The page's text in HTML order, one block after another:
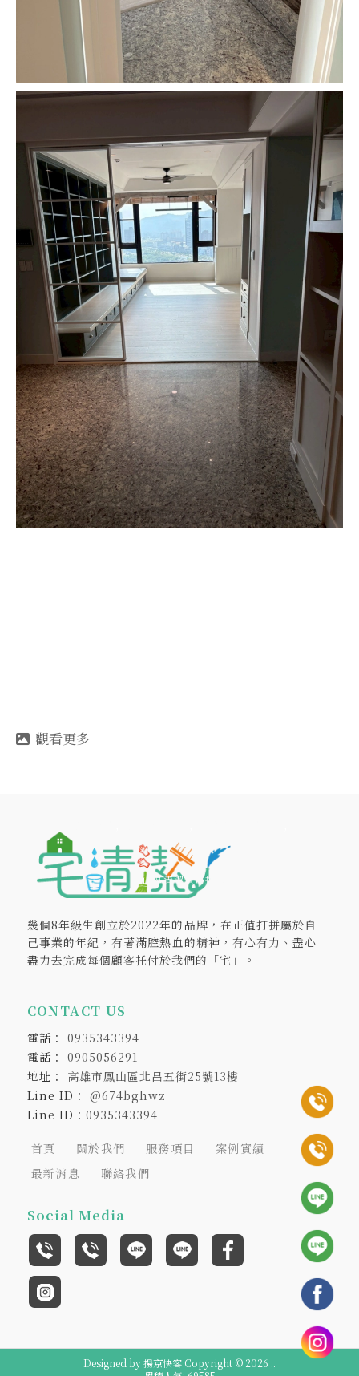
幾個8年級生創立於2022年的品牌，在正值打拼屬於自
己事業的年紀，有著滿腔熱血的精神，有心有力、盡心
盡力去完成每個顧客托付於我們的「宅」。
CONTACT US
0935343394
0905056291
高雄市鳳山區北昌五街25號13樓
@674bghwz
Line ID： 0935343394
首頁 關於我們 服務項目
案例實績
最新消息
聯絡我們
Social Media
鳳山區清潔公司推薦
Designed by揚京快客 Copyright © 2026 ..